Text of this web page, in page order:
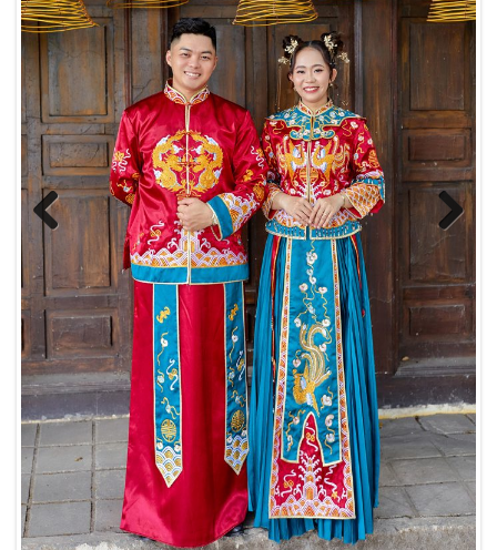
Previous Next